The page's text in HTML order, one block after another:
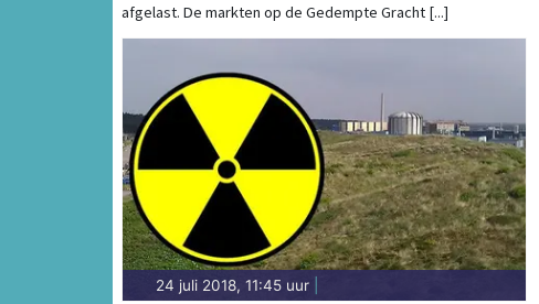
afgelast. De markten op de Gedempte Gracht [...]
24 juli 2018, 11:45 uur